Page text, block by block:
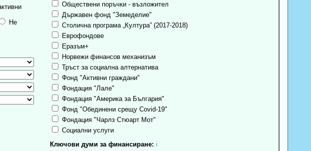
Не
Обществени поръчки - възложител
Държавен фонд "Земеделие"
Столична програма „Култура” (2017-2018)
Еврофондове
Еразъм+
Норвежи финансов механизъм
Тръст за социална алтернатива
Фонд "Активни граждани"
Фондация "Лале"
Фондация "Америка за България"
Фонд "Обединени срещу Covid-19"
Фондация "Чарлз Стюарт Мот"
Социални услуги
Ключови думи за финансиране: ℹ